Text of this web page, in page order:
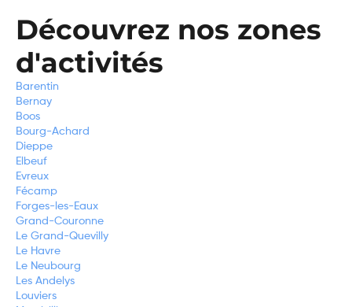
Découvrez nos zones
d'activités
Barentin
Bernay
Boos
Bourg-Achard
Dieppe
Elbeuf
Evreux
Fécamp
Forges-les-Eaux
Grand-Couronne
Le Grand-Quevilly
Le Havre
Le Neubourg
Les Andelys
Louviers